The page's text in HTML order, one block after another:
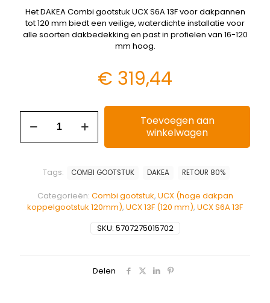
Het DAKEA Combi gootstuk UCX S6A 13F voor dakpannen
tot 120 mm biedt een veilige, waterdichte installatie voor
alle soorten dakbedekking en past in profielen van 16-120
mm hoog.
€ 319,44
Toevoegen aan
winkelwagen
SKU: 5707275015702
Categorieën: Combi gootstuk, UCX (hoge dakpan
koppelgootstuk 120mm), UCX 13F (120 mm), UCX S6A 13F
Tags: COMBI GOOTSTUK DAKEA RETOUR 80%
Delen